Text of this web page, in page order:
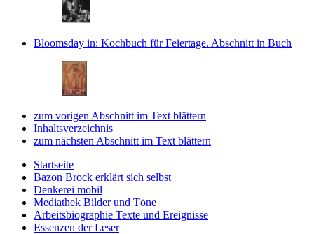
Bloomsday in: Kochbuch für Feiertage. Abschnitt in Buch
zum vorigen Abschnitt im Text blättern
Inhaltsverzeichnis
zum nächsten Abschnitt im Text blättern
Startseite
Bazon Brock erklärt sich selbst
Denkerei mobil
Mediathek Bilder und Töne
Arbeitsbiographie Texte und Ereignisse
Essenzen der Leser